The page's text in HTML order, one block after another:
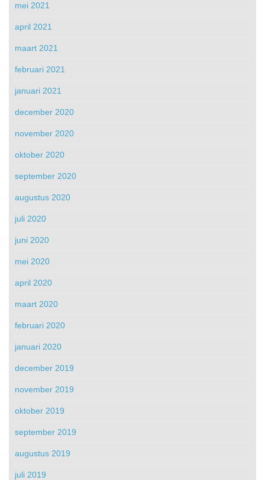
mei 2021
april 2021
maart 2021
februari 2021
januari 2021
december 2020
november 2020
oktober 2020
september 2020
augustus 2020
juli 2020
juni 2020
mei 2020
april 2020
maart 2020
februari 2020
januari 2020
december 2019
november 2019
oktober 2019
september 2019
augustus 2019
juli 2019